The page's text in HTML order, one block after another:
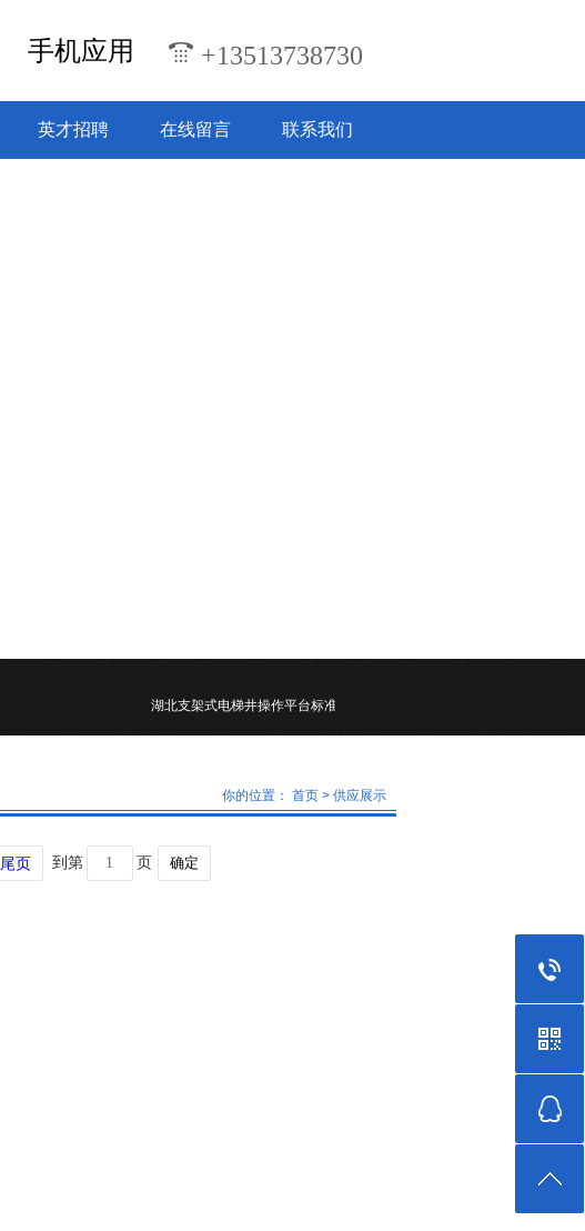
+13513738730
手机应用
英才招聘 在线留言 联系我们
湖北支架式电梯井操作平台标准化
你的位置： 首页 > 供应展示
尾页 到第 页 确定